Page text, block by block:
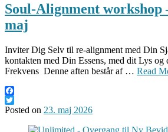
Soul-Alignment workshop
maj
Inviter Dig Selv til re-alignment med Din
kontakten med Din Essens, med dit Lys
Frekvens Denne aften består af … Read
Facebook
Twitter
Posted on 23. maj 2026